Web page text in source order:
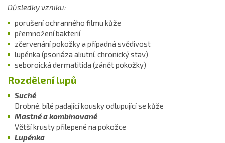
Důsledky vzniku:
porušení ochranného filmu kůže
přemnožení bakterií
zčervenání pokožky a případná svědivost
lupénka (psoriáza akutní, chronický stav)
seboroická dermatitida (zánět pokožky)
Rozdělení lupů
Suché
Drobné, bílé padající kousky odlupující se kůže
Mastné a kombinované
Větší krusty přilepené na pokožce
Lupénka